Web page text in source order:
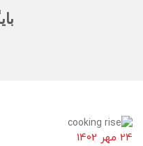
24 مهر 1402